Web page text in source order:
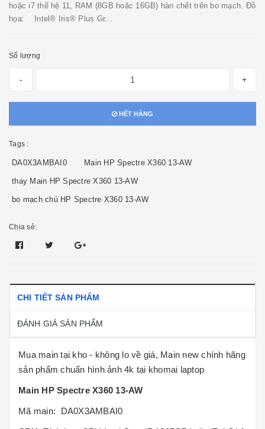
hoặc i7 thế hệ 11, RAM (8GB hoặc 16GB) hàn chết trên bo mạch. Đồ
họa: Intel® Iris® Plus Gr...
Số lượng
- +
HẾT HÀNG
Tags :
DA0X3AMBAI0 Main HP Spectre X360 13-AW
thay Main HP Spectre X360 13-AW
bo mạch chủ HP Spectre X360 13-AW
Chia sẻ:
CHI TIẾT SẢN PHẨM
ĐÁNH GIÁ SẢN PHẨM
Mua main tại kho - không lo về giá, Main new chính hãng
sản phẩm chuẩn hình ảnh 4k tại khomai laptop
Main HP Spectre X360 13-AW
Mã main: DA0X3AMBAI0